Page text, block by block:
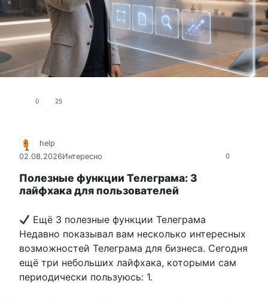
0 25
0
help
02.08.2026Интересно
Полезные функции Телеграма: 3
лайфхака для пользователей
Ещё 3 полезные функции Телеграма
Недавно показывал вам несколько интересных
возможностей Телеграма для бизнеса. Сегодня
ещё три небольших лайфхака, которыми сам
периодически пользуюсь: 1.